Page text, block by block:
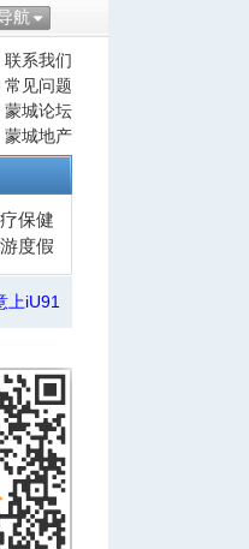
航
联系我们
常见问题
蒙城论坛
蒙城地产
保健
度假
上iU91